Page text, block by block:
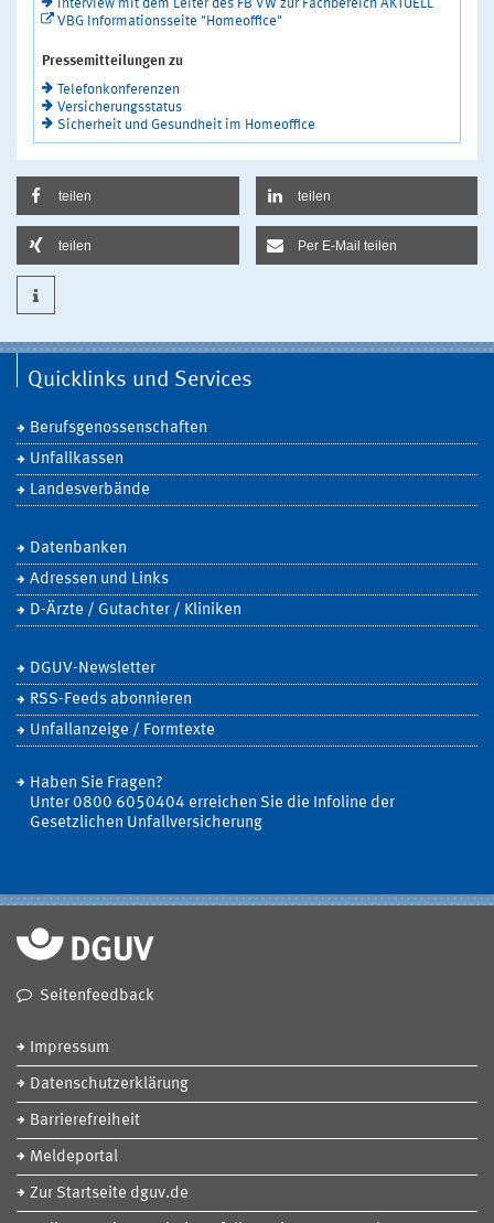
Interview mit dem Leiter des FB VW zur Fachbereich AKTUELL
VBG Informationsseite "Homeoffice"
Pressemitteilungen zu
Telefonkonferenzen
Versicherungsstatus
Sicherheit und Gesundheit im Homeoffice
teilen teilen
teilen Per E-Mail teilen
Quicklinks und Services
Berufsgenossenschaften
Unfallkassen
Landesverbände
Datenbanken
Adressen und Links
D-Ärzte / Gutachter / Kliniken
DGUV-Newsletter
RSS-Feeds abonnieren
Unfallanzeige / Formtexte
Haben Sie Fragen?
Unter 0800 6050404 erreichen Sie die Infoline der
Gesetzlichen Unfallversicherung
Seitenfeedback
Impressum
Datenschutzerklärung
Barrierefreiheit
Meldeportal
Zur Startseite dguv.de